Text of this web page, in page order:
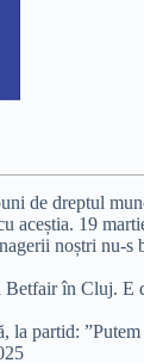
de dreptul
aceștia. 19
noștri nu-s
Betfair în Cluj. E
la partid: